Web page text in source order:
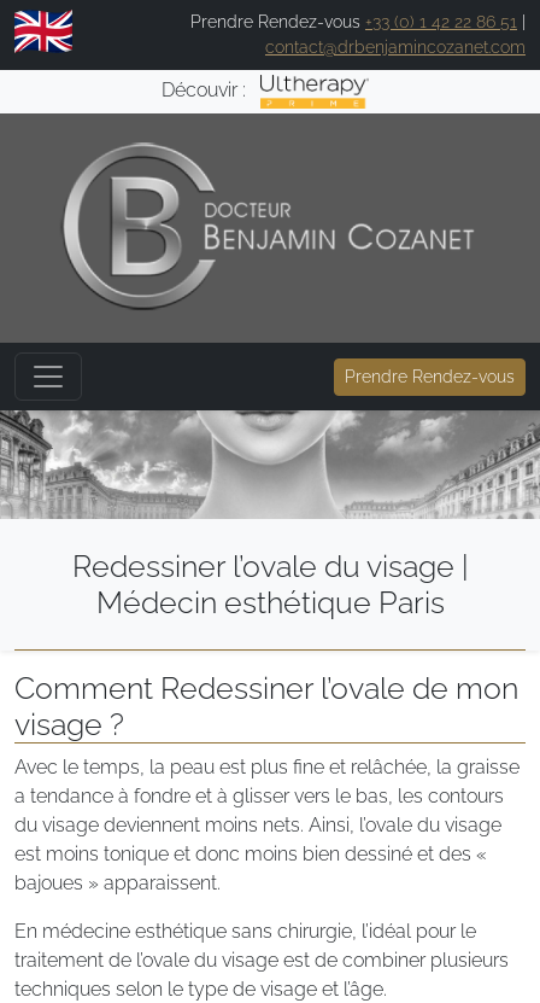
Prendre Rendez-vous +33 (0) 1 42 22 86 51
contact@drbenjamincozanet.com
Découvir :
Prendre Rendez-vous
Redessiner l’ovale du visage |
Médecin esthétique Paris
Comment Redessiner l’ovale de mon
visage ?
Avec le temps, la peau est plus fine et relâchée, la graisse
a tendance à fondre et à glisser vers le bas, les contours
du visage deviennent moins nets. Ainsi, l’ovale du visage
est moins tonique et donc moins bien dessiné et des «
bajoues » apparaissent.
En médecine esthétique sans chirurgie, l’idéal pour le
traitement de l’ovale du visage est de combiner plusieurs
techniques selon le type de visage et l’âge.